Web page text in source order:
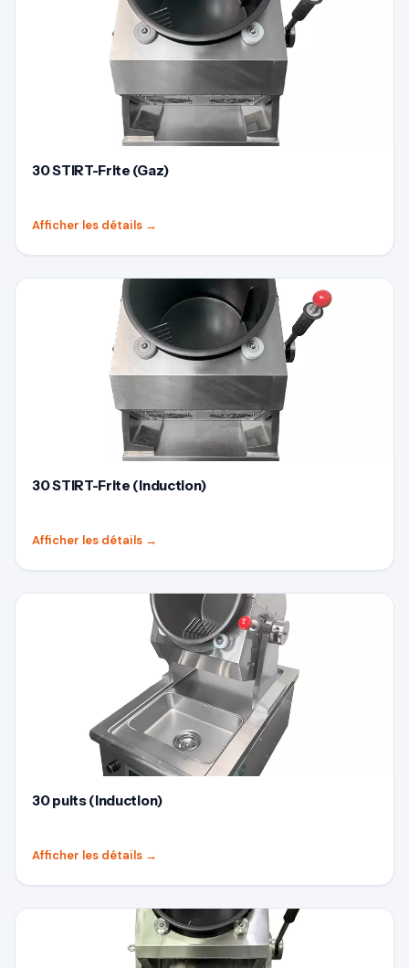
30 STIRT-Frite (Gaz)
Afficher les détails →
30 STIRT-Frite (Induction)
Afficher les détails →
30 puits (Induction)
Afficher les détails →